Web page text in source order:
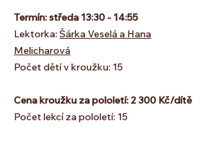
Termín: středa 13:30 - 14:55
Lektorka: Šárka Veselá a Hana
Melicharová
Počet dětí v kroužku: 15
Cena kroužku za pololetí: 2 300 Kč/dítě
Počet lekcí za pololetí: 15